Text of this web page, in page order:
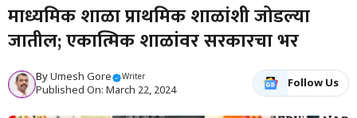
माध्यमिक शाळा प्राथमिक शाळांशी जोडल्या
जातील; एकात्मिक शाळांवर सरकारचा भर
ByUmesh Gore Writer
Published On: March 22, 2024
Follow Us